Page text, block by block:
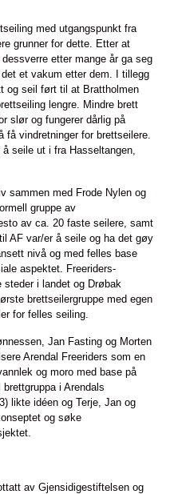
med utgangspunkt fra
grunner for dette. Etter at
etter mange år ga seg
et vakum etter dem. I tillegg
og seil ført til at Brattholmen
lengre. Mindre brett
slør og fungerer dårlig på
få vindretninger for brettseilere.
seile ut i fra Hasseltangen,
sammen med Frode Nylen og
gruppe av
av ca. 20 faste seilere, samt
AF var/er å seile og ha det gøy
nivå og med felles base
aspektet. Freeriders-
steder i landet og Drøbak
brettseilergruppe med egen
for felles seiling.
Jan Fasting og Morten
Arendal Freeriders som en
og moro med base på
i Arendals
likte idéen og Terje, Jan og
og søke
av Gjensidigestiftelsen og